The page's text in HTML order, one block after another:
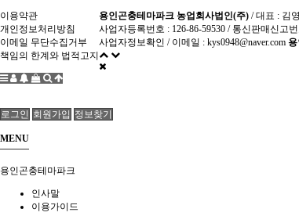
이용약관
개인정보처리방침
이메일 무단수집거부
책임의 한계와 법적고지
용인곤충테마파크 농업회사법인(주) / 대표 : 김
사업자등록번호 : 126-86-59530 / 통신판매신고
사업자정보확인 / 이메일 : kys0948@naver.com 용
로그인 회원가입 정보찾기
MENU
용인곤충테마파크
인사말
이용가이드